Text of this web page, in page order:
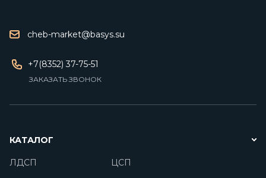
cheb-market@basys.su
+7(8352) 37-75-51
ЗАКАЗАТЬ ЗВОНОК
КАТАЛОГ
ЛДСП
ЦСП